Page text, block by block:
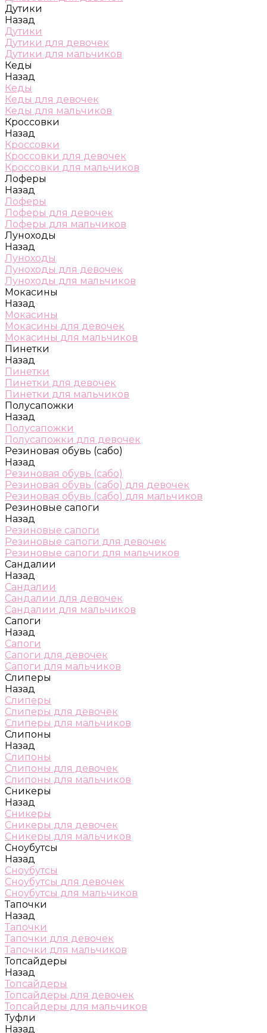
Дутики
Назад
Дутики
Дутики для девочек
Дутики для мальчиков
Кеды
Назад
Кеды
Кеды для девочек
Кеды для мальчиков
Кроссовки
Назад
Кроссовки
Кроссовки для девочек
Кроссовки для мальчиков
Лоферы
Назад
Лоферы
Лоферы для девочек
Лоферы для мальчиков
Луноходы
Назад
Луноходы
Луноходы для девочек
Луноходы для мальчиков
Мокасины
Назад
Мокасины
Мокасины для девочек
Мокасины для мальчиков
Пинетки
Назад
Пинетки
Пинетки для девочек
Пинетки для мальчиков
Полусапожки
Назад
Полусапожки
Полусапожки для девочек
Резиновая обувь (сабо)
Назад
Резиновая обувь (сабо)
Резиновая обувь (сабо) для девочек
Резиновая обувь (сабо) для мальчиков
Резиновые сапоги
Назад
Резиновые сапоги
Резиновые сапоги для девочек
Резиновые сапоги для мальчиков
Сандалии
Назад
Сандалии
Сандалии для девочек
Сандалии для мальчиков
Сапоги
Назад
Сапоги
Сапоги для девочек
Сапоги для мальчиков
Слиперы
Назад
Слиперы
Слиперы для девочек
Слиперы для мальчиков
Слипоны
Назад
Слипоны
Слипоны для девочек
Слипоны для мальчиков
Сникеры
Назад
Сникеры
Сникеры для девочек
Сникеры для мальчиков
Сноубутсы
Назад
Сноубутсы
Сноубутсы для девочек
Сноубутсы для мальчиков
Тапочки
Назад
Тапочки
Тапочки для девочек
Тапочки для мальчиков
Топсайдеры
Назад
Топсайдеры
Топсайдеры для девочек
Топсайдеры для мальчиков
Туфли
Назад